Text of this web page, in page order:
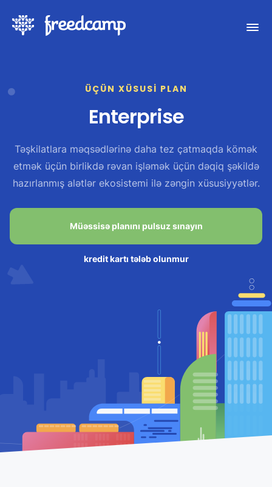
ÜÇÜN XÜSUSI PLAN
Enterprise
Təşkilatlara məqsədlərinə daha tez çatmaqda kömək
etmək üçün birlikdə rəvan işləmək üçün dəqiq şəkildə
hazırlanmış alətlər ekosistemi ilə zəngin xüsusiyyətlər.
Müəssisə planını pulsuz sınayın
kredit kartı tələb olunmur